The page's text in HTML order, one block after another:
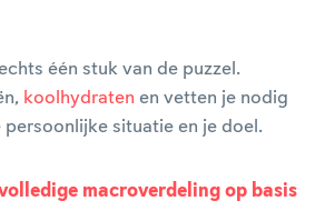
één stuk van de puzzel.
koolhydraten en vetten je nodig
persoonlijke situatie en je doel.
macroverdeling op basis